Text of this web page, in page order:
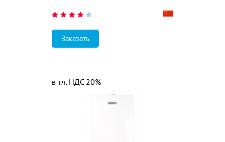
Заказать
в т.ч. НДС 20%